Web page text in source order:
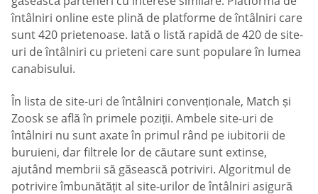
întâlniri online este plină de platforme de întâlniri care
sunt 420 prietenoase. Iată o listă rapidă de 420 de site-
uri de întâlniri cu prieteni care sunt populare în lumea
canabisului.
În lista de site-uri de întâlniri convenționale, Match și
Zoosk se află în primele poziții. Ambele site-uri de
întâlniri nu sunt axate în primul rând pe iubitorii de
buruieni, dar filtrele lor de căutare sunt extinse,
ajutând membrii să găsească potriviri. Algoritmul de
potrivire îmbunătățit al site-urilor de întâlniri asigură